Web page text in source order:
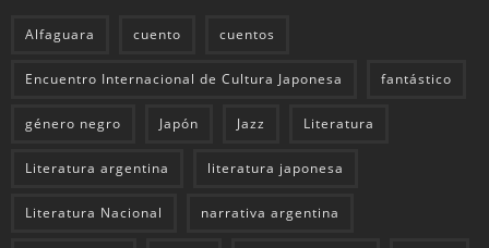
Alfaguara cuento cuentos
Encuentro Internacional de Cultura Japonesa fantástico
género negro Japón Jazz Literatura
Literatura argentina literatura japonesa
Literatura Nacional narrativa argentina